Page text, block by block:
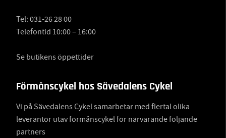
Tel: 031-26 28 00
Telefontid 10:00 – 16:00
Se butikens öppettider
Förmånscykel hos Sävedalens Cykel
Vi på Sävedalens Cykel samarbetar med flertal olika
leverantör utav förmånscykel för närvarande följande
partners